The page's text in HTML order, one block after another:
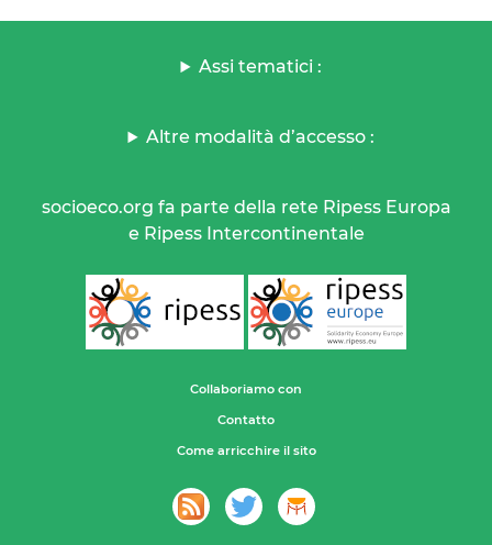
Assi tematici :
Altre modalità d’accesso :
socioeco.org fa parte della rete Ripess Europa
e Ripess Intercontinentale
Collaboriamo con
Contatto
Come arricchire il sito